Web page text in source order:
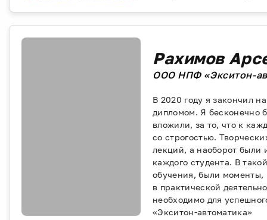
Рахимов
ООО НПФ «Экситон-
В 2020 году я закончил
дипломом. Я бесконечно
вложили, за то, что к
со строгостью.
лекций, а наоборот были
каждого студента. В
обучения, были моменты,
в практической
необходимо для
«Экситон-автоматика»